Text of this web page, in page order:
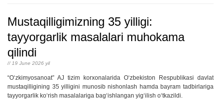
Mustaqilligimizning 35 yilligi:
tayyorgarlik masalalari muhokama
qilindi
// 19 June 2026 yil
“O‘zkimyosanoat” AJ tizim korxonalarida O‘zbekiston Respublikasi davlat
mustaqilligining 35 yilligini munosib nishonlash hamda bayram tadbirlariga
tayyorgarlik ko‘rish masalalariga bag‘ishlangan yig‘ilish o‘tkazildi.